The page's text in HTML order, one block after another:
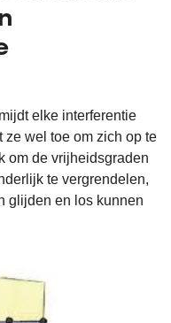
elke interferentie
ze wel toe om zich op te
om de vrijheidsgraden
te vergrendelen,
glijden en los kunnen